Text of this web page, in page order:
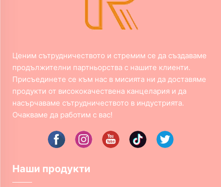
Ценим сътрудничеството и стремим се да създаваме
продължителни партньорства с нашите клиенти.
Присъединете се към нас в мисията ни да доставяме
продукти от висококачествена канцелария и да
насърчаваме сътрудничеството в индустрията.
Очакваме да работим с вас!
Наши продукти